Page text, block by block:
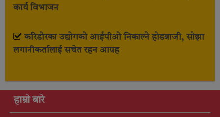
कार्य विभाजन
करिडोरका उद्योगको आईपीओ निकाल्ने होडबाजी, सोझा
लगानीकर्तालाई सचेत रहन आग्रह
हाम्रो बारे